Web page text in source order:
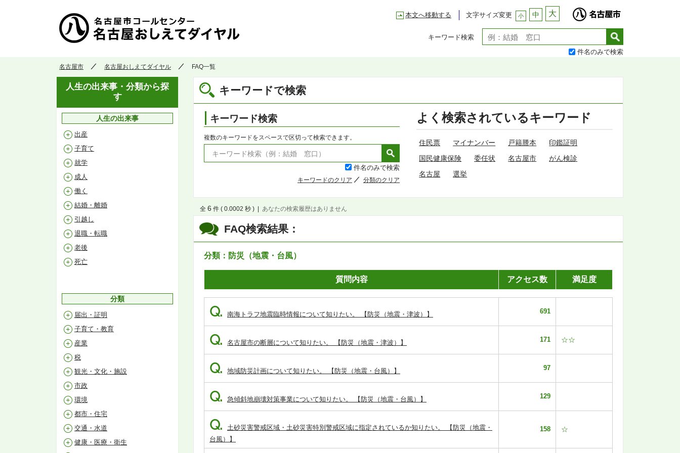
本文へ移動する 文字サイズ変更 小 中 大
キーワード検索
件名のみで検索
名古屋市 名古屋おしえてダイヤル FAQ一覧
キーワードで検索
キーワード検索
複数のキーワードをスペースで区切って検索できます。
件名のみで検索
キーワードのクリア 分類のクリア
よく検索されているキーワード
住民票 マイナンバー 戸籍謄本
印鑑証明
国民健康保険
委任状 名古屋市
がん検診
名古屋
選挙
FAQ検索結果：
分類：防災（地震・台風）
全 6 件 ( 0.0002 秒 ) あなたの検索履歴はありません
質問内容 アクセス数 満足度
Q. 南海トラフ地震臨時情報について知りたい。 【防災（地震・津波）】 691
Q. 名古屋市の断層について知りたい。 【防災（地震・津波）】 171 ☆☆
Q. 地域防災計画について知りたい。 【防災（地震・台風）】 97
Q. 急傾斜地崩壊対策事業について知りたい。 【防災（地震・台風）】 129
Q.
土砂災害警戒区域・土砂災害特別警戒区域に指定されているか知りたい。 【防災（地震・
台風）】
158 ☆
人生の出来事・分類から探
す
人生の出来事
出産
子育て
就学
成人
働く
結婚・離婚
引越し
退職・転職
老後
死亡
分類
届出・証明
子育て・教育
産業
税
観光・文化・施設
市政
環境
都市・住宅
交通・水道
健康・医療・衛生